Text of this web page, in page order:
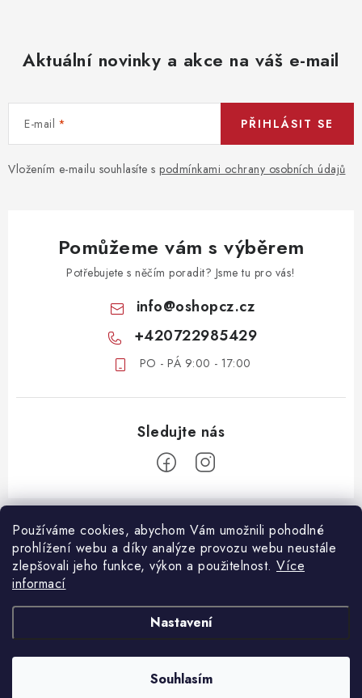
Používáme cookies, abychom Vám umožnili pohodlné
prohlížení webu a díky analýze provozu webu neustále
zlepšovali jeho funkce, výkon a použitelnost. Více
informací
Nastavení
Souhlasím
Aktuální novinky a akce na váš e-mail
E-mail
Vložením e-mailu souhlasíte s podmínkami ochrany osobních údajů
PŘIHLÁSIT SE
Pomůžeme vám s výběrem
Potřebujete s něčím poradit? Jsme tu pro vás!
info@oshopcz.cz
+420722985429
PO - PÁ 9:00 - 17:00
Z
ZÁKAZNICKÝ SERVIS
DOPRAVA A PLATBA
VRÁCENÍ ZBOŽÍ
REKLAMACE ZBOŽÍ
DŮLEŽITÉ DOKUMENTY
Oshopcz.cz . Všechna práva vyhrazena.